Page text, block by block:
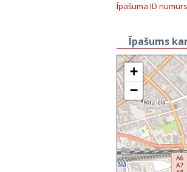
Īpašuma ID
Īpašums
+
−